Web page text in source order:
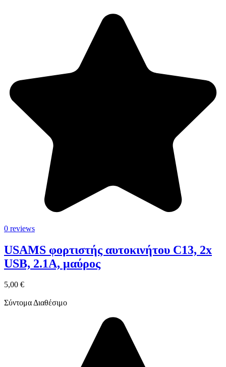
0 reviews
USAMS φορτιστής αυτοκινήτου C13, 2x
USB, 2.1A, μαύρος
5,00 €
Σύντομα Διαθέσιμο